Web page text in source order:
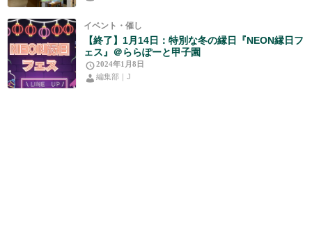
イベント・催し
【終了】1月14日：特別な冬の縁日『NEON縁日フ
ェス』＠ららぽーと甲子園
2024年1月8日
編集部｜J